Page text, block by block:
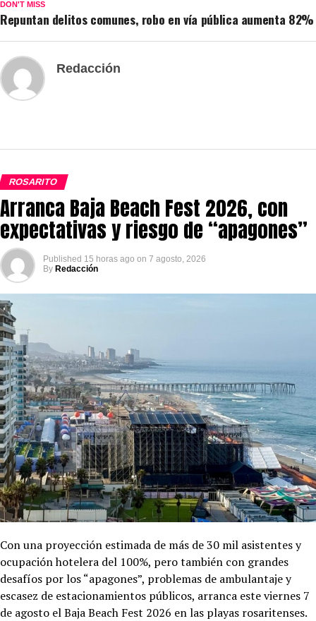
DON'T MISS
Repuntan delitos comunes, robo en vía pública aumenta 82%
Redacción
ROSARITO
Arranca Baja Beach Fest 2026, con
expectativas y riesgo de “apagones”
Published 15 horas ago on 7 agosto, 2026
By Redacción
Con una proyección estimada de más de 30 mil asistentes y
ocupación hotelera del 100%, pero también con grandes
desafíos por los “apagones”, problemas de ambulantaje y
escasez de estacionamientos públicos, arranca este viernes 7
de agosto el Baja Beach Fest 2026 en las playas rosaritenses.